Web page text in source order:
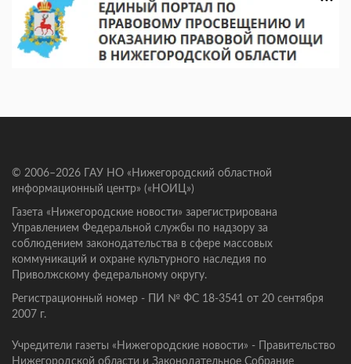
© 2006–2026 ГАУ НО «Нижегородский областной
информационный центр» («НОИЦ»)
Газета «Нижегородские новости» зарегистрирована
Управлением Федеральной службы по надзору за
соблюдением законодательства в сфере массовых
коммуникаций и охране культурного наследия по
Приволжскому федеральному округу.
Регистрационный номер - ПИ № ФС 18-3541 от 20 сентября
2007 г.
Учредители газеты «Нижегородские новости» - Правительство
Нижегородской области и Законодательное Собрание